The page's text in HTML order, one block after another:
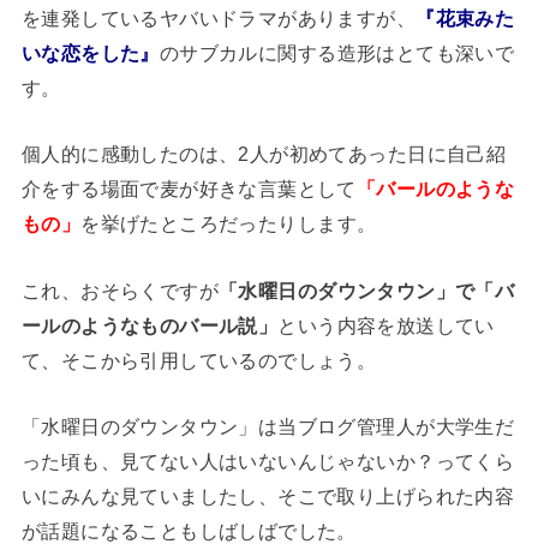
を連発しているヤバいドラマがありますが、
『花束みた
いな恋をした』 のサブカルに関する造形はとても深いで
す。
個人的に感動したのは、2人が初めてあった日に自己紹
介をする場面で麦が好きな言葉として
「バールのような
もの」 を挙げたところだったりします。
これ、おそらくですが 「水曜日のダウンタウン」で「バ
ールのようなものバール説」 という内容を放送してい
て、そこから引用しているのでしょう。
「水曜日のダウンタウン」は当ブログ管理人が大学生だ
った頃も、見てない人はいないんじゃないか？ってくら
いにみんな見ていましたし、そこで取り上げられた内容
が話題になることもしばしばでした。